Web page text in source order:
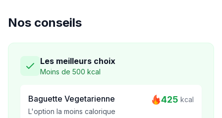
Nos conseils
Les meilleurs choix
Moins de 500 kcal
Baguette Vegetarienne
L'option la moins calorique
425 kcal